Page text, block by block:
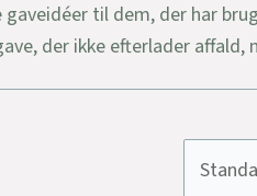
til dem, der har
der ikke efterlader affald,